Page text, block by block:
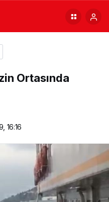
Ortasında
16:16